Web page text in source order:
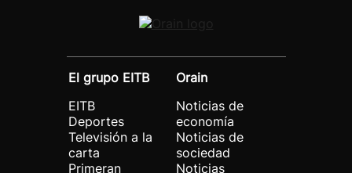
El grupo EITB
EITB
Deportes
Televisión a la
carta
Primeran
Orain
Noticias de
economía
Noticias de
sociedad
Noticias